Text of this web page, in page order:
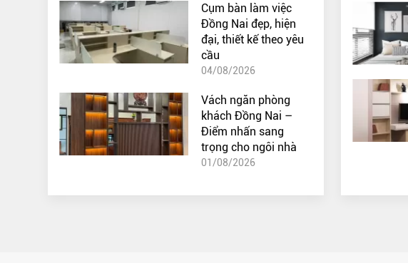
Cụm bàn làm việc
Đồng Nai đẹp, hiện
đại, thiết kế theo yêu
cầu
04/08/2026
Vách ngăn phòng
khách Đồng Nai –
Điểm nhấn sang
trọng cho ngôi nhà
01/08/2026